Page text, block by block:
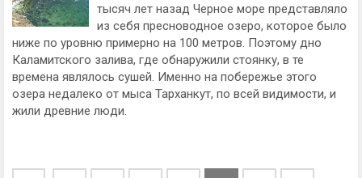
тысяч лет назад Черное море представляло
из себя пресноводное озеро, которое было
ниже по уровню примерно на 100 метров. Поэтому дно
Каламитского залива, где обнаружили стоянку, в те
времена являлось сушей. Именно на побережье этого
озера недалеко от мыса Тарханкут, по всей видимости, и
жили древние люди.